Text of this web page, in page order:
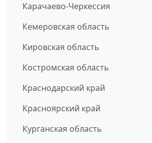
Карачаево-Черкессия
Кемеровская область
Кировская область
Костромская область
Краснодарский край
Красноярский край
Курганская область